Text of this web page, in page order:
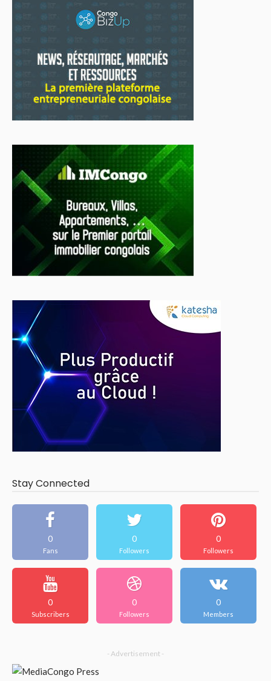
Stay Connected
0
Fans
0
Followers
0
Followers
0
Subscribers
0
Followers
0
Members
- Advertisement -